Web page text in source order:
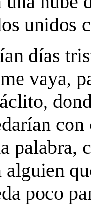
unidos
días
vaya,
con
palabra,
alguien
poco